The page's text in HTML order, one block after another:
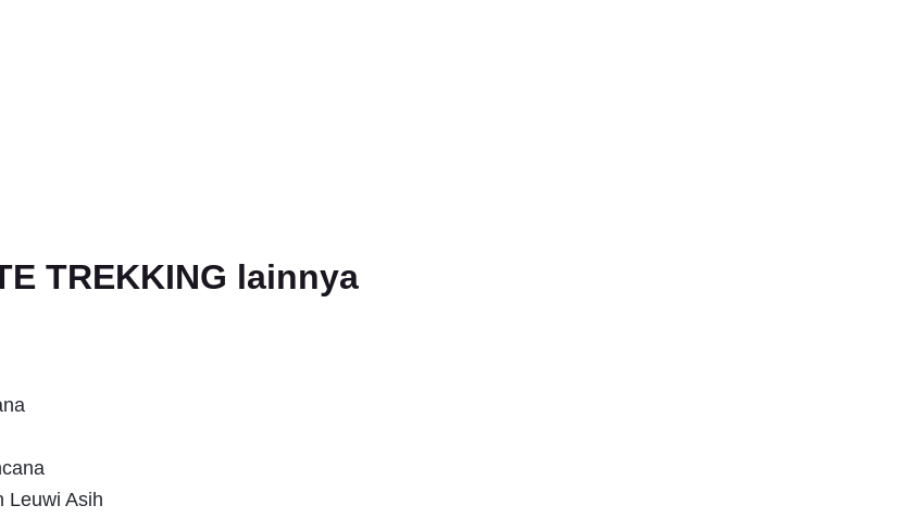
TREKKING lainnya
Leuwi Asih